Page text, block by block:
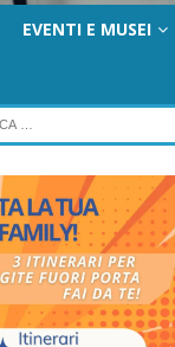
EVENTI E MUSEI